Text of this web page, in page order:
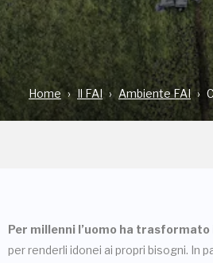
Home Il FAI Ambiente FAI
Per millenni l’uomo ha
per renderli idonei ai propri bisogni. In